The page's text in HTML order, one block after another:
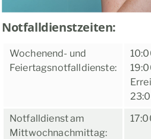
Notfalldienstzeiten:
Wochenend- und
Feiertagsnotfalldienste:
Notfalldienst am
Mittwochnachmittag: